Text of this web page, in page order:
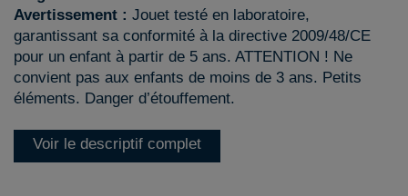
Avertissement : Jouet testé en laboratoire,
garantissant sa conformité à la directive 2009/48/CE
pour un enfant à partir de 5 ans. ATTENTION ! Ne
convient pas aux enfants de moins de 3 ans. Petits
éléments. Danger d’étouffement.
Voir le descriptif complet